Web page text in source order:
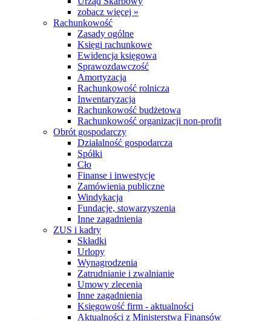
zobacz więcej »
Rachunkowość
Zasady ogólne
Księgi rachunkowe
Ewidencja księgowa
Sprawozdawczość
Amortyzacja
Rachunkowość rolnicza
Inwentaryzacja
Rachunkowość budżetowa
Rachunkowość organizacji non-profit
Obrót gospodarczy
Działalność gospodarcza
Spółki
Cło
Finanse i inwestycje
Zamówienia publiczne
Windykacja
Fundacje, stowarzyszenia
Inne zagadnienia
ZUS i kadry
Składki
Urlopy
Wynagrodzenia
Zatrudnianie i zwalnianie
Umowy zlecenia
Inne zagadnienia
Księgowość firm - aktualności
Aktualności z Ministerstwa Finansów